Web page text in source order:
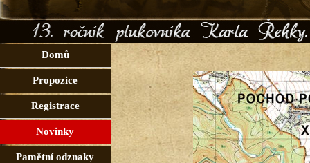
Domů
Propozice
Registrace
Novinky
Pamětní odznaky